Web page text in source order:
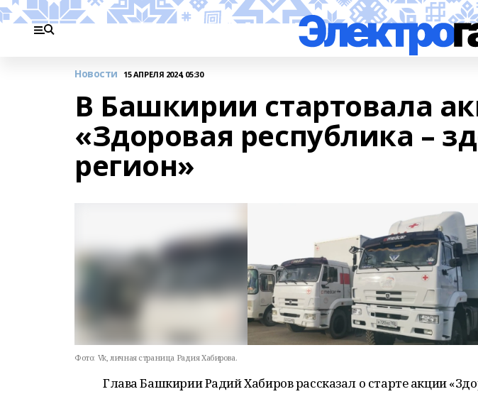
Новости 15 АПРЕЛЯ 2024, 05:30
В Башкирии стартовала
«Здоровая республика –
регион»
Фото: Vk, личная страница Радия Хабирова.
Глава Башкирии Радий Хабиров рассказал о старте акции